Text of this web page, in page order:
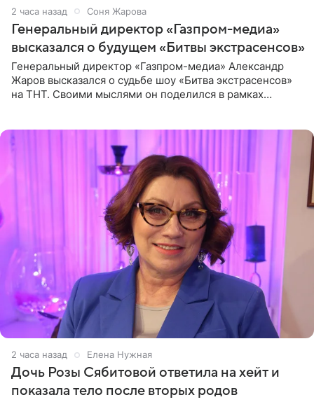
2 часа назад Соня Жарова
Генеральный директор «Газпром-медиа»
высказался о будущем «Битвы экстрасенсов»
Генеральный директор «Газпром-медиа» Александр
Жаров высказался о судьбе шоу «Битва экстрасенсов»
на ТНТ. Своими мыслями он поделился в рамках
2 часа назад Елена Нужная
Дочь Розы Сябитовой ответила на хейт и
показала тело после вторых родов